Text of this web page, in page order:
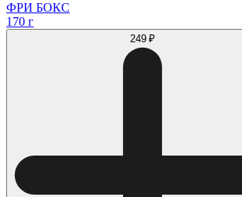
ФРИ БОКС
170 г
249 ₽